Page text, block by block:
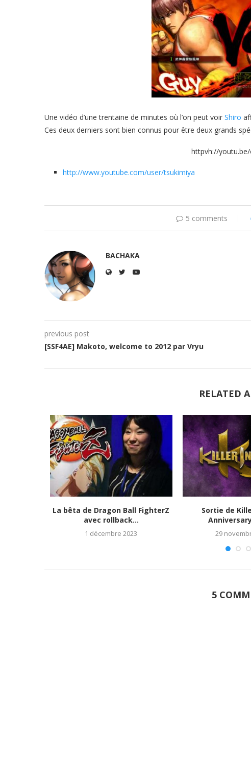
Une vidéo d’une trentaine de minutes où l’on peut voir Shiro
Ces deux derniers sont bien connus pour être deux grands
httpvh://youtu.be/
http://www.youtube.com/user/tsukimiya
5 comments
BACHAKA
previous post
[SSF4AE] Makoto, welcome to 2012 par Vryu
RELATED
La bêta de Dragon Ball FighterZ
avec rollback...
1 décembre 2023
Sortie de
29
5